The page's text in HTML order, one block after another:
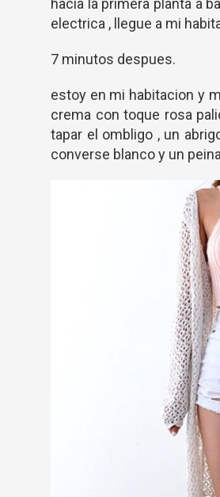
hacia la primera planta a
electrica , llegue a mi
7 minutos despues.
estoy en mi habitacion y
crema con toque rosa
tapar el ombligo , un
converse blanco y un